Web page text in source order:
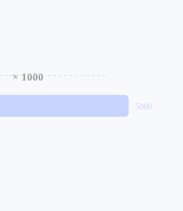
× 1000
5000